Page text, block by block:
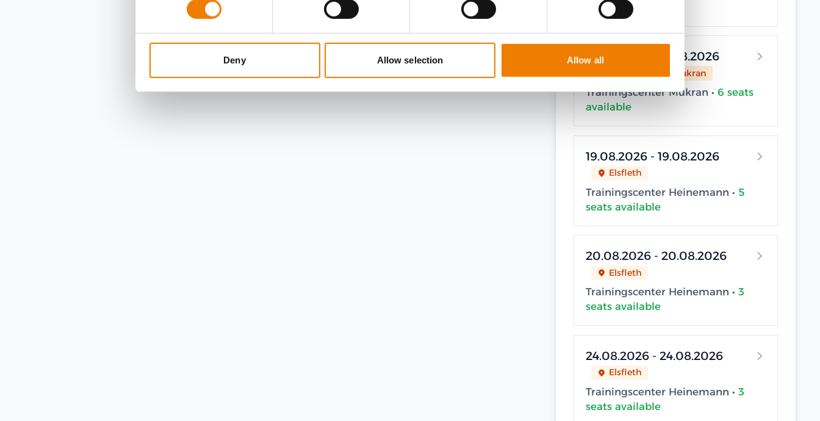
Deny Allow selection Allow all
seats available
19.08.2026 - 19.08.2026
Sassnitz / Neu Mukran
Trainingscenter Mukran • 6 seats
available
19.08.2026 - 19.08.2026
Elsfleth
Trainingscenter Heinemann • 5
seats available
20.08.2026 - 20.08.2026
Elsfleth
Trainingscenter Heinemann • 3
seats available
24.08.2026 - 24.08.2026
Elsfleth
Trainingscenter Heinemann • 3
seats available